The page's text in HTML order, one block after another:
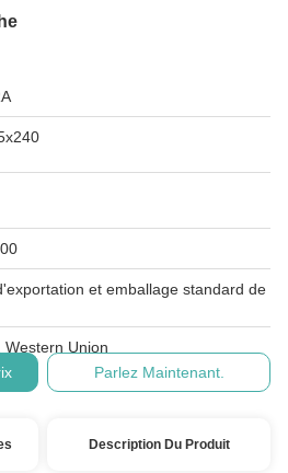
et emballage standard de
Western Union
Parlez Maintenant.
Description Du Produit